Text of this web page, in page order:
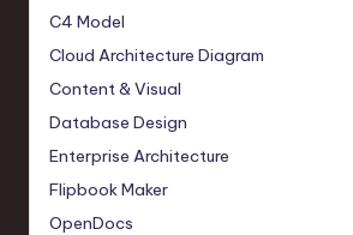
C4 Model
Cloud Architecture Diagram
Content & Visual
Database Design
Enterprise Architecture
Flipbook Maker
OpenDocs